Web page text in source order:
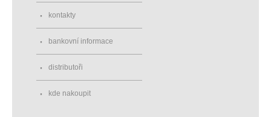
kontakty
bankovní informace
distributoři
kde nakoupit